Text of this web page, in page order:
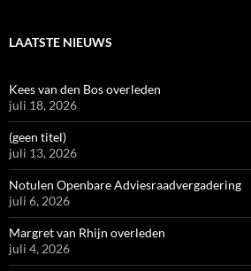
LAATSTE NIEUWS
Kees van den Bos overleden
juli 18, 2026
(geen titel)
juli 13, 2026
Notulen Openbare Adviesraadvergadering
juli 6, 2026
Margret van Rhijn overleden
juli 4, 2026